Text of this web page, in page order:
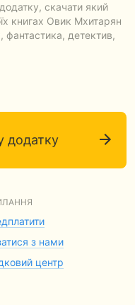
скачати який
книгах Овик Мхитарян
фантастика, детектив,
додатку
з нами
центр